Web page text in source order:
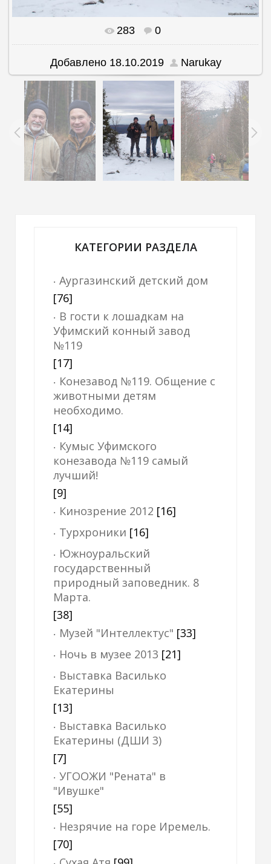
В реальном размере 1500x997
283 0
Добавлено18.10.2019 Narukay
КАТЕГОРИИ РАЗДЕЛА
Аургазинский детский дом
[76]
В гости к лошадкам на
Уфимский конный завод
№119
[17]
Конезавод №119. Общение с
животными детям
необходимо.
[14]
Кумыс Уфимского
конезавода №119 самый
лучший!
[9]
Кинозрение 2012 [16]
Турхроники [16]
Южноуральский
государственный
природный заповедник. 8
Марта.
[38]
Музей "Интеллектус" [33]
Ночь в музее 2013 [21]
Выставка Василько
Екатерины
[13]
Выставка Василько
Екатерины (ДШИ 3)
[7]
УГООЖИ "Рената" в
"Ивушке"
[55]
Незрячие на горе Иремель.
[70]